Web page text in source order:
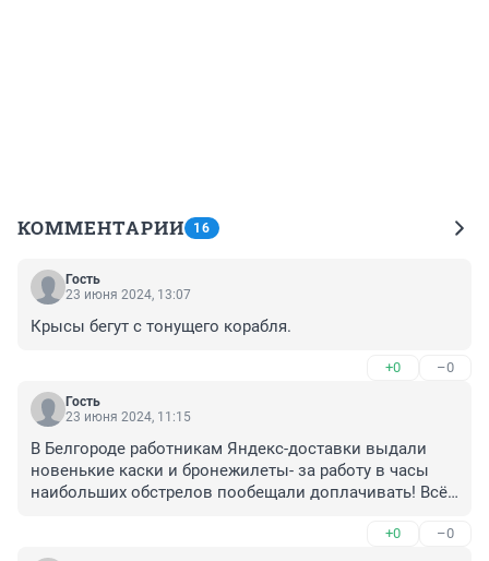
КОММЕНТАРИИ 16
Гость
23 июня 2024, 13:07
Крысы бегут с тонущего корабля.
+0 –0
Гость
23 июня 2024, 11:15
В Белгороде работникам Яндекс-доставки выдали
новенькие каски и бронежилеты- за работу в часы
наибольших обстрелов пообещали доплачивать! Всё
+0 –0